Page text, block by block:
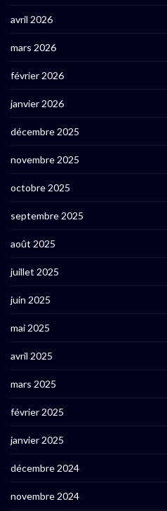
avril 2026
mars 2026
février 2026
janvier 2026
décembre 2025
novembre 2025
octobre 2025
septembre 2025
août 2025
juillet 2025
juin 2025
mai 2025
avril 2025
mars 2025
février 2025
janvier 2025
décembre 2024
novembre 2024